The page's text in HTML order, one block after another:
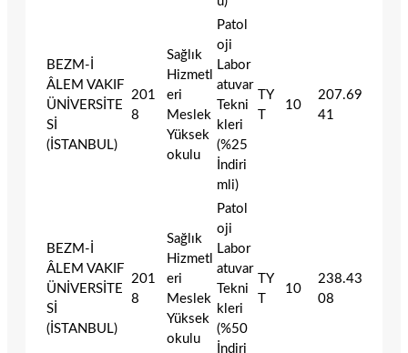
BEZM-İ
ÂLEM VAKIF
ÜNİVERSİTE
Sİ
(İSTANBUL)
201
8
Sağlık
Hizmetl
eri
Meslek
Yüksek
okulu
Patol
oji
Labor
atuvar
Tekni
kleri
(%25
İndiri
mli)
TY
T
10
207.69
41
BEZM-İ
ÂLEM VAKIF
ÜNİVERSİTE
Sİ
(İSTANBUL)
201
8
Sağlık
Hizmetl
eri
Meslek
Yüksek
okulu
Patol
oji
Labor
atuvar
Tekni
kleri
(%50
İndiri
TY
T
10
238.43
08